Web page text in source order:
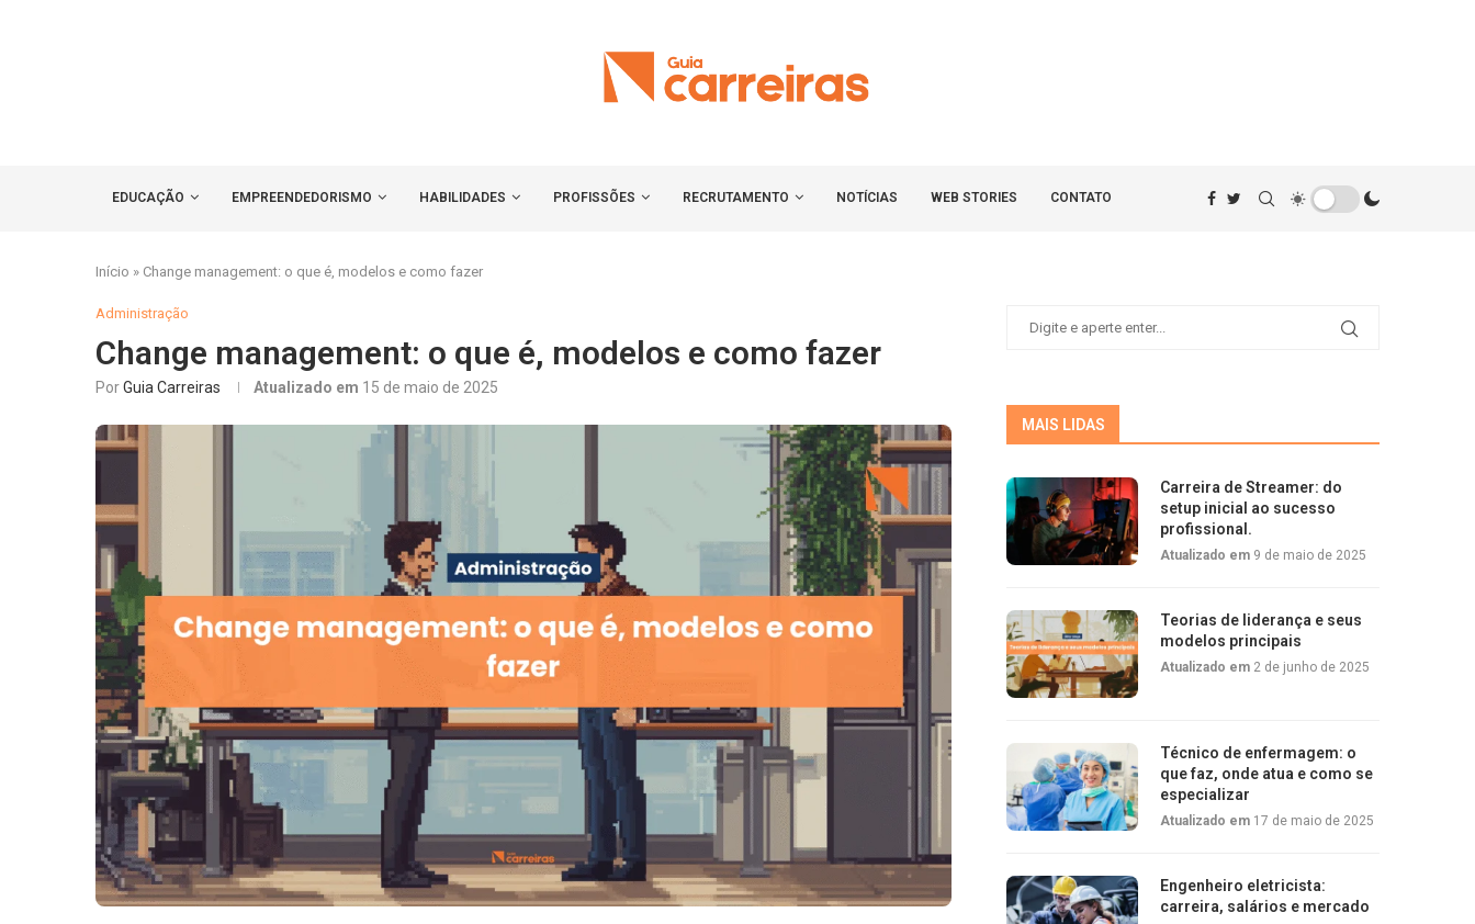
EDUCAÇÃO EMPREENDEDORISMO HABILIDADES PROFISSÕES RECRUTAMENTO NOTÍCIAS WEB STORIES CONTATO
Início » Change management: o que é, modelos e como fazer
Administração
Change management: o que é, modelos e como fazer
PorGuia Carreiras Atualizado em 15 de maio de 2025
MAIS LIDAS
Carreira de Streamer: do
setup inicial ao sucesso
profissional.
Atualizado em 9 de maio de 2025
Teorias de liderança e seus
modelos principais
Atualizado em 2 de junho de 2025
Técnico de enfermagem: o
que faz, onde atua e como se
especializar
Atualizado em 17 de maio de 2025
Engenheiro eletricista:
carreira, salários e mercado